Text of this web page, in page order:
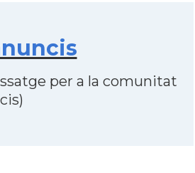
per a la comunitat